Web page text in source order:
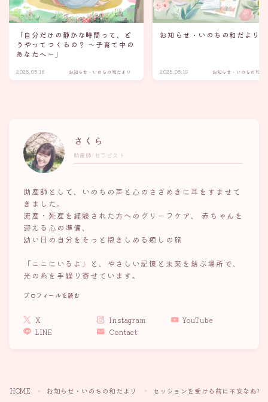
「自分だけの静かな時間って、ど
うやってつくるの？ 〜子育て中の
あなたへ〜」
2025.05.16 お知らせ・いのちの和だより
お知らせ・いのちの和だより
2025.05.13 お知らせ・いのちの和だ
さくら
助産師/セラピスト
助産師として、いのちの声と心のさざめきに耳をすませて
きました。
流産・死産を経験された方へのグリーフケア、 赤ちゃんを
迎える心の準備、
幼い日の自分をそっと抱きしめる癒しの旅
「ここにいるよ」と、やさしい記憶と未来を結ぶ場所で、
光の糸を手繰り寄せています。
プロフィールを読む
X Instagram
YouTube
LINE
Contact
HOME ＞ お知らせ・いのちの和だより ＞ セッションを受ける前に不安なあな